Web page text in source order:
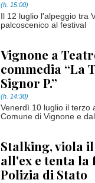
(h. 15:00)
Il 12 luglio l'alpeggio tra
palcoscenico al festival
Vignone a
commedia “La
Signor P.”
(h. 14:30)
Venerdì 10 luglio il terzo
Comune di Vignone e
Stalking, viola
all'ex e tenta
Polizia di Stato